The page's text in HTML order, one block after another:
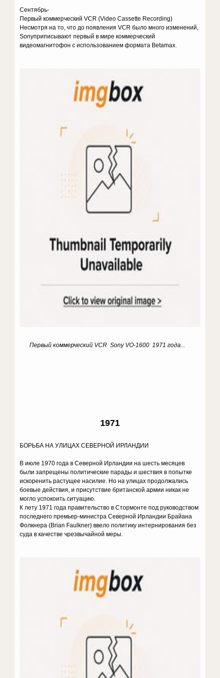
Сентябрь-
Первый коммерческий VCR (Video Cassette Recording)
Несмотря на то, что до появления VCR было много изменений,
Sonyприписывают первый в мире коммерческий
видеомагнитофон с использованием формата Betamax.
Первый коммерческий VCRSony VO-1600 1971 года...
1971
БОРЬБА НА УЛИЦАХ СЕВЕРНОЙ ИРЛАНДИИ
В июле 1970 года в Северной Ирландии на шесть месяцев
были запрещены политические парады и шествия в попытке
искоренить растущее насилие. Но на улицах продолжались
боевые действия, и присутствие британской армии никак не
могло успокоить ситуацию.
К лету 1971 года правительство в Стормонте под руководством
последнего премьер-министра Северной Ирландии Брайана
Фолкнера (Brian Faulkner) ввело политику интернирования без
суда в качестве чрезвычайной меры.